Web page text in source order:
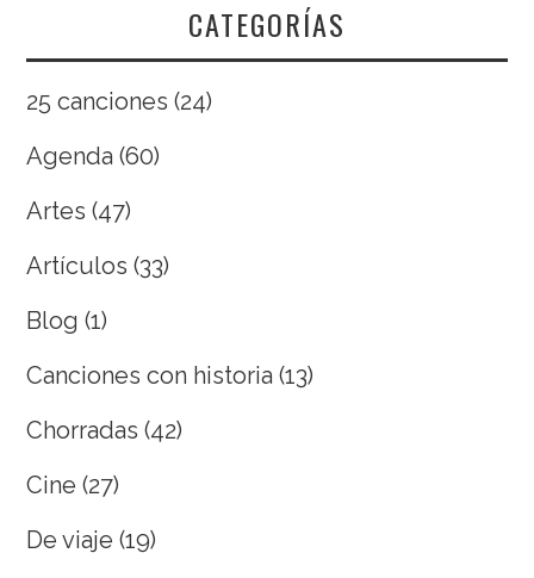
CATEGORÍAS
25 canciones (24)
Agenda (60)
Artes (47)
Artículos (33)
Blog (1)
Canciones con historia (13)
Chorradas (42)
Cine (27)
De viaje (19)